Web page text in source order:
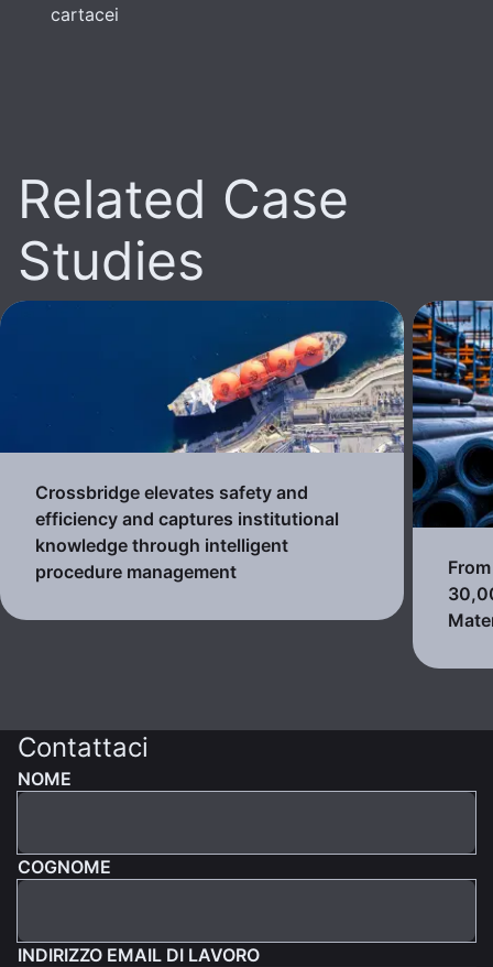
cartacei
Related Case
Studies
Crossbridge elevates safety and
efficiency and captures institutional
knowledge through intelligent
procedure management
Contattaci
NOME
COGNOME
INDIRIZZO EMAIL DI LAVORO